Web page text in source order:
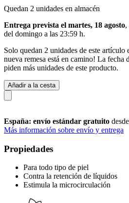
Quedan 2 unidades en almacén
Entrega prevista el martes, 18 agosto,
del domingo a las 23:59 h.
Solo quedan 2 unidades de este artículo
nueva remesa está en camino! La fecha
piden más unidades de este producto.
Añadir a la cesta
España: envío estándar gratuito
Más información sobre envío y entrega
Propiedades
Para todo tipo de piel
Contra la retención de líquidos
Estimula la microcirculación